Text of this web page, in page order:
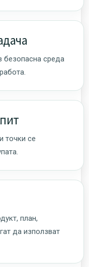
безопасна среда
точки се
план,
да използват